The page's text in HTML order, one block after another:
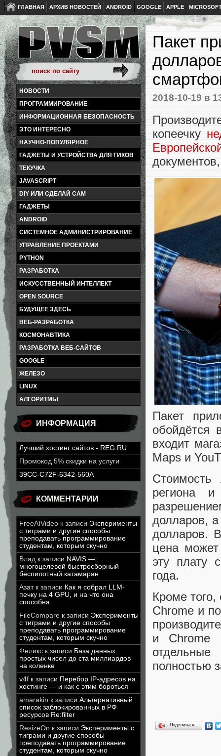
ГЛАВНАЯ АРХИВ НОВОСТЕЙ ANDROID GOOGLE APPLE
НОВОСТИ
ПРОГРАММИРОВАНИЕ
ИНФОРМАЦИОННАЯ БЕЗОПАСНОСТЬ
ЭТО ИНТЕРЕСНО
НАУЧНО-ПОПУЛЯРНОЕ
ГАДЖЕТЫ И УСТРОЙСТВА ДЛЯ ГИКОВ
ТЕКУЧКА
JAVASCRIPT
DIY ИЛИ СДЕЛАЙ САМ
ГАДЖЕТЫ
ANDROID
СИСТЕМНОЕ АДМИНИСТРИРОВАНИЕ
УПРАВЛЕНИЕ ПРОЕКТАМИ
PYTHON
РАЗРАБОТКА
ИСКУССТВЕННЫЙ ИНТЕЛЛЕКТ
OPEN SOURCE
БУДУЩЕЕ ЗДЕСЬ
ВЕБ-РАЗРАБОТКА
КОСМОНАВТИКА
РАЗРАБОТКА ВЕБ-САЙТОВ
GOOGLE
ЖЕЛЕЗО
LINUX
АЛГОРИТМЫ
ИНФОРМАЦИЯ
Лучший хостинг сайтов - REG.RU
Промокод 5% скидки на услуги
39CC-C72F-6342-560A
КОММЕНТАРИИ
FreeAIVideo к записи Эксперименты
с тиграми и другие способы
преподавать программирование
студентам, которым скучно
Влад к записи NAVIS —
многоцелевой быстросборный
беспилотный катамаран
Азатк записи Как я собрал LLM-
печку на 4 GPU, и на что она
способна
FileCompare к записи Эксперименты
с тиграми и другие способы
преподавать программирование
студентам, которым скучно
Феликс к записи База данных
простых чисел до ста миллиардов
на коленке
v4f к записи Перебор IP-адресов на
хостинге — и как с этим бороться
amarakin к записи Альтернативный
список заблокированных в РФ
ресурсов Re:filter
ResizeOn к записи Эксперименты с
тиграми и другие способы
преподавать программирование
студентам, которым скучно
Пакет
2018-10-19 в
копеечку
Пакет
обойдётся
входит
Maps и
Стоимость
региона
долларов,
долларов.
цена
эту плату
года.
Кроме того,
Chrome и
и Chrome
полностью
Поделиться…